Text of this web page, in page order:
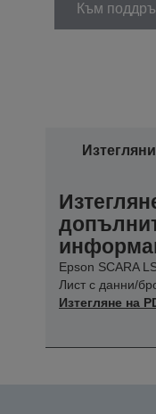
Към
Epson SCARA
Лист с данни/
Изтегляне на